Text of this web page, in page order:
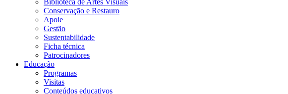
Biblioteca de Artes Visuais
Conservação e Restauro
Apoie
Gestão
Sustentabilidade
Ficha técnica
Patrocinadores
Educação
Programas
Visitas
Conteúdos educativos​